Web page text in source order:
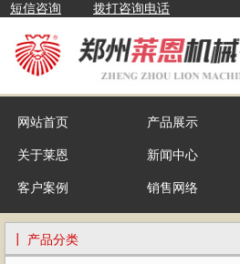
短信咨询 拨打咨询电话
网站首页 产品展示
关于莱恩 新闻中心
客户案例 销售网络
┃ 产品分类